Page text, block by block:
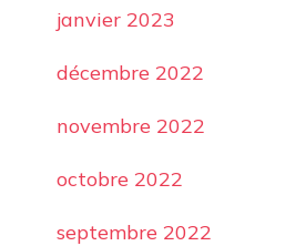
janvier 2023
décembre 2022
novembre 2022
octobre 2022
septembre 2022